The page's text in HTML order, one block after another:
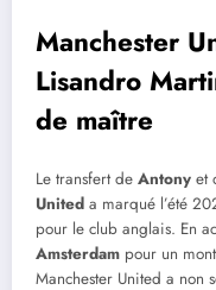
Manchester
Lisandro
de maître
Le transfert de Antony et
United a marqué l’été
pour le club anglais. En
Amsterdam pour un
Manchester United a non